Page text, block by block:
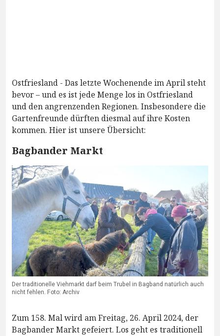
Ostfriesland - Das letzte Wochenende im April steht
bevor – und es ist jede Menge los in Ostfriesland
und den angrenzenden Regionen. Insbesondere die
Gartenfreunde dürften diesmal auf ihre Kosten
kommen. Hier ist unsere Übersicht:
Bagbander Markt
Der traditionelle Viehmarkt darf beim Trubel in Bagband natürlich auch
nicht fehlen. Foto: Archiv
Zum 158. Mal wird am Freitag, 26. April 2024, der
Bagbander Markt gefeiert. Los geht es traditionell